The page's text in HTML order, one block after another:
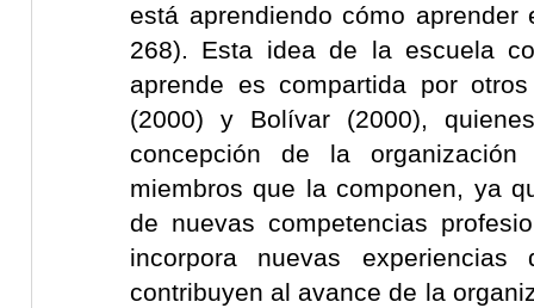
está aprendiendo cómo aprender
268). Esta idea de la escuela
aprende es compartida por
(2000) y Bolívar (2000),
concepción de la
miembros que la componen, ya
de nuevas competencias
incorpora nuevas experiencias
contribuyen al avance de la